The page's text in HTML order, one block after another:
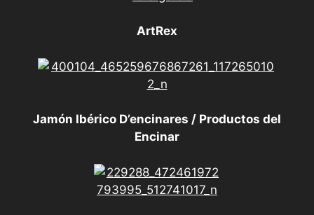
ArtRex
Jamón Ibérico D’encinares / Productos del
Encinar